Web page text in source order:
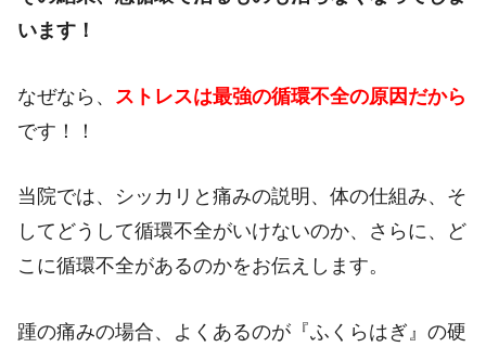
います！
なぜなら、 ストレスは最強の循環不全の原因だから
です！！
当院では、シッカリと痛みの説明、体の仕組み、そ
してどうして循環不全がいけないのか、さらに、ど
こに循環不全があるのかをお伝えします。
踵の痛みの場合、よくあるのが『ふくらはぎ』の硬